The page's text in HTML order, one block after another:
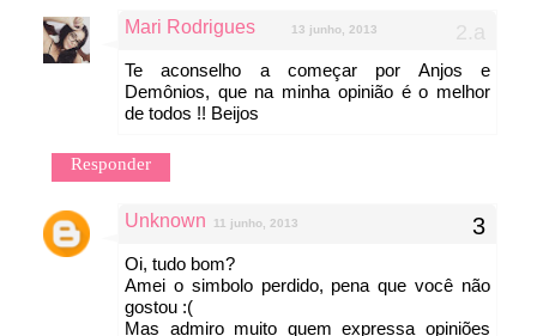
Mari Rodrigues 13 junho, 2013
Te aconselho a começar por Anjos e
Demônios, que na minha opinião é o melhor
de todos !! Beijos
Responder
Unknown 11 junho, 2013
Oi, tudo bom?
Amei o simbolo perdido, pena que você não
gostou :(
Mas admiro muito quem expressa opiniões